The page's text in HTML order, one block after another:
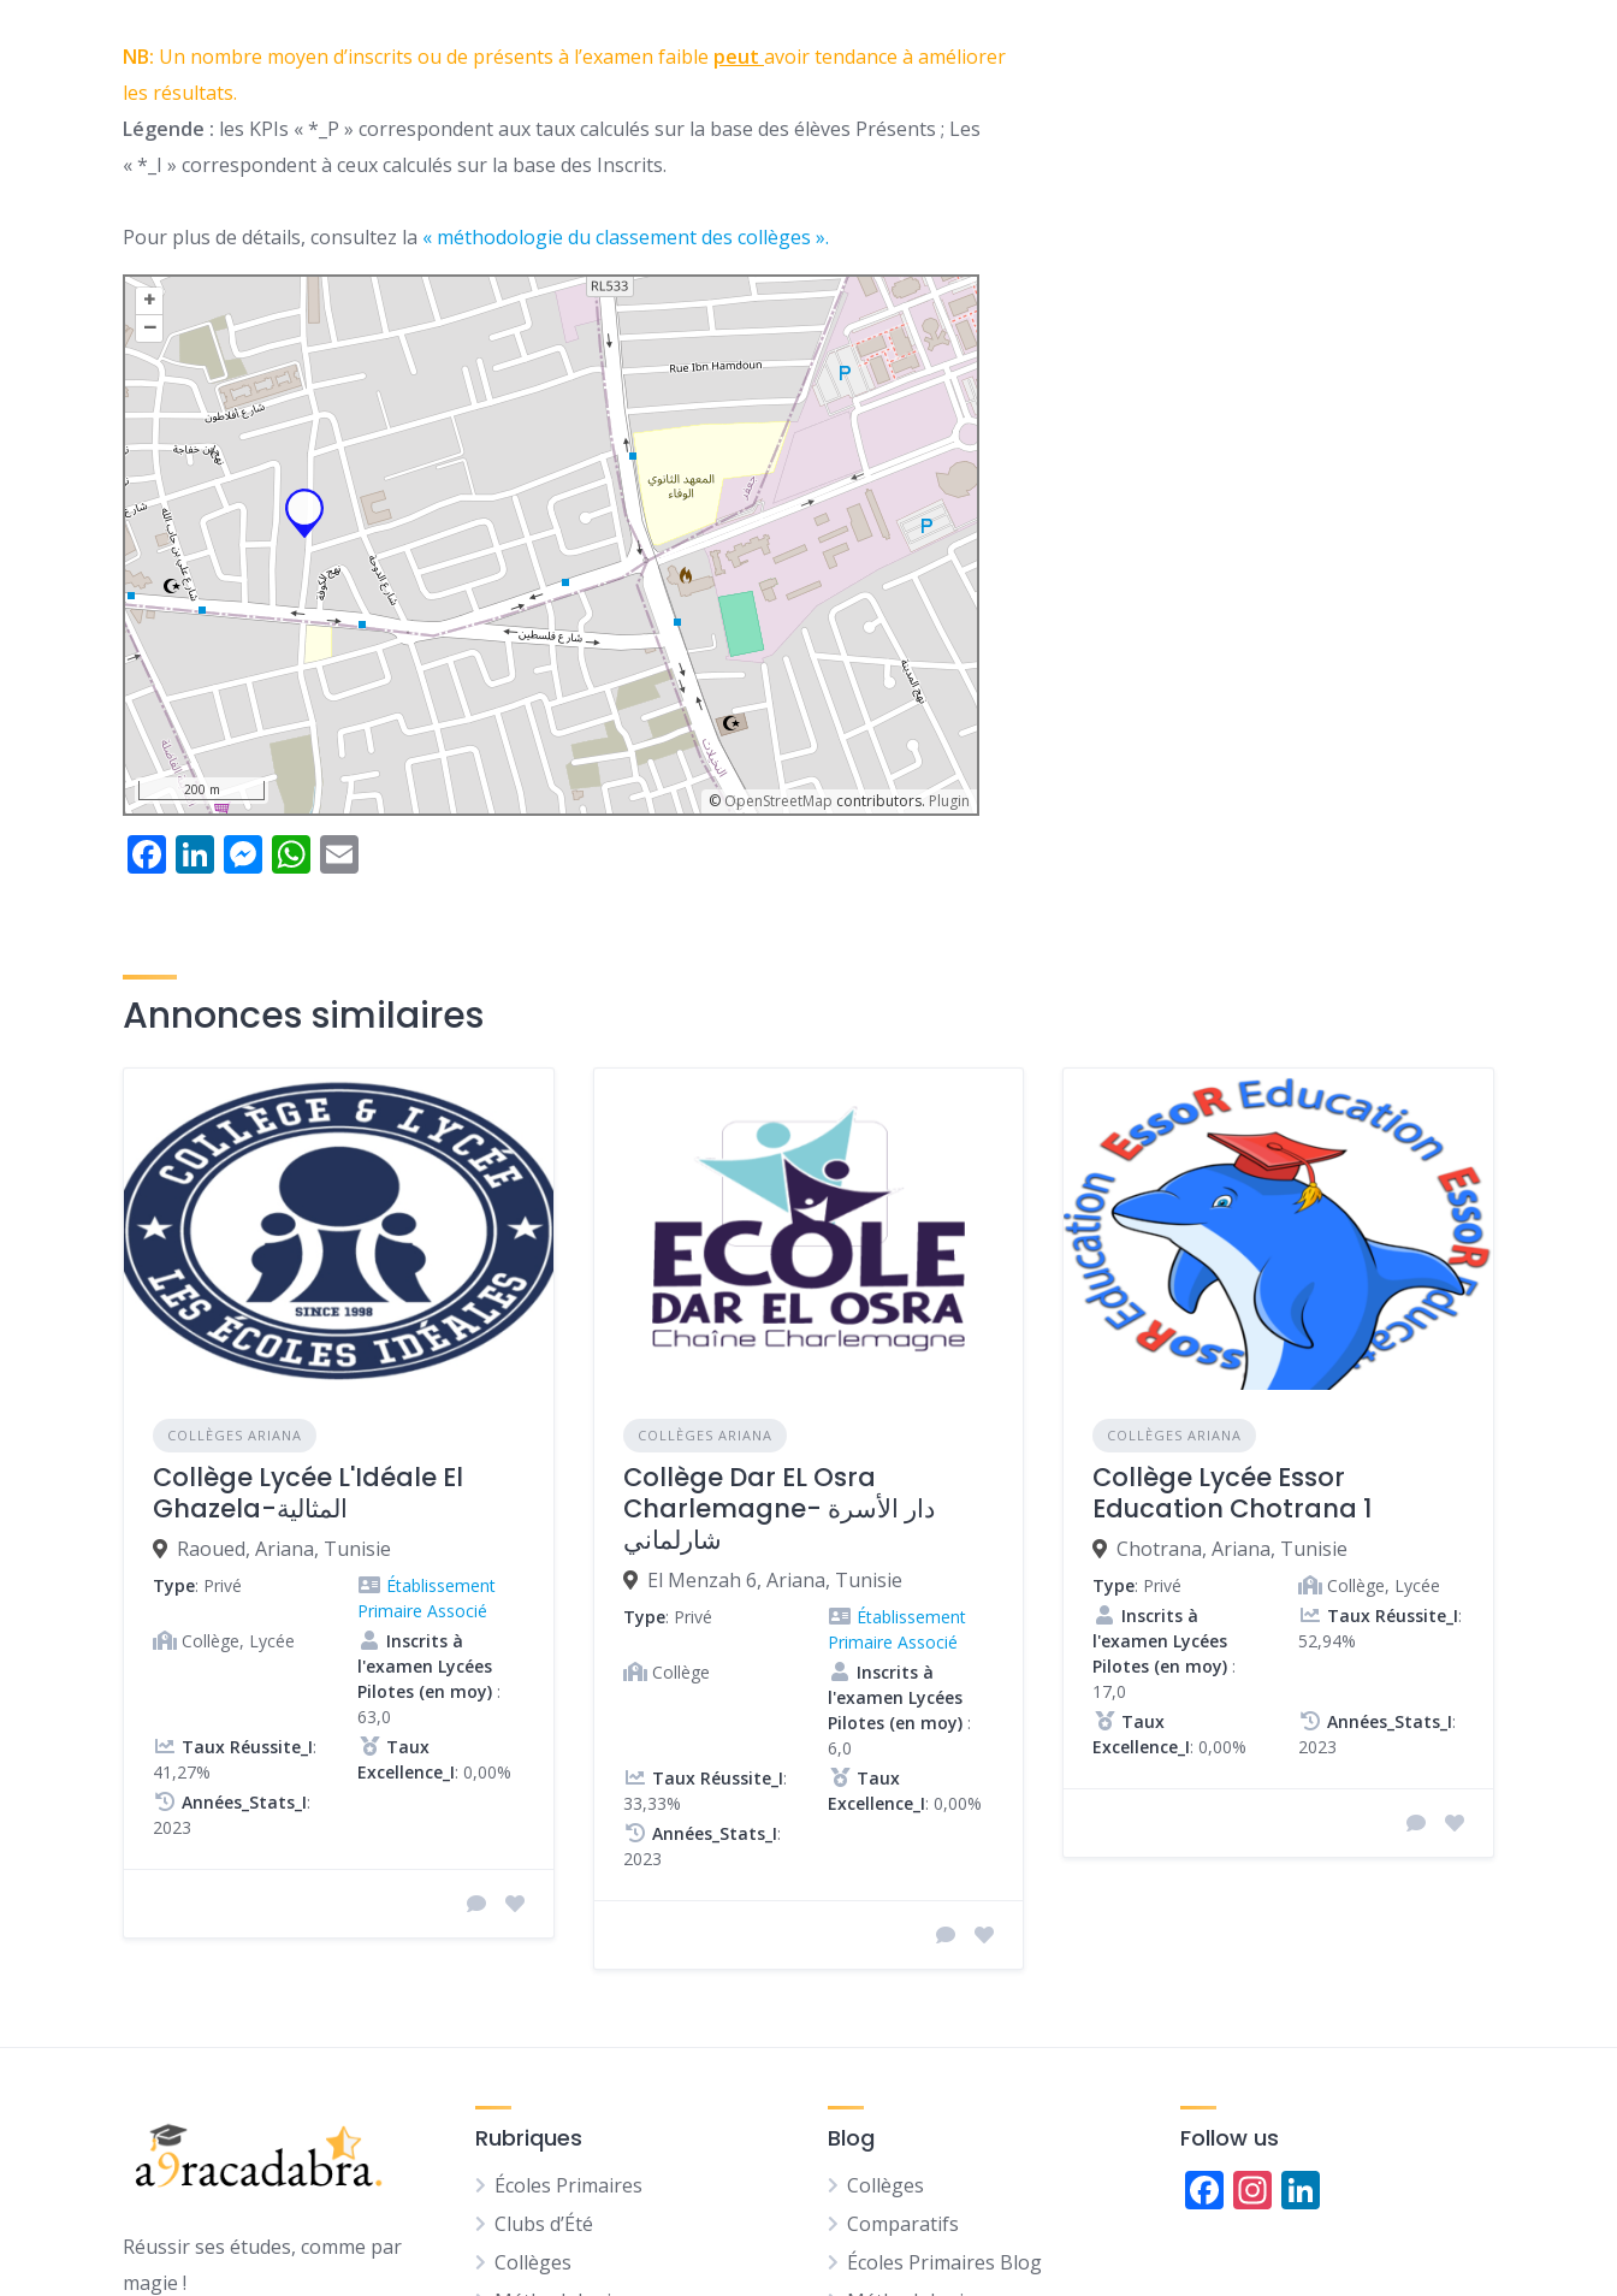
NB: Un nombre moyen d’inscrits ou de présents à l’examen faible peut avoir tendance à améliorer
les résultats.
Légende : les KPIs « *_P » correspondent aux taux calculés sur la base des élèves Présents ; Les
« *_I » correspondent à ceux calculés sur la base des Inscrits.
Pour plus de détails, consultez la « méthodologie du classement des collèges ».
+
–
© OpenStreetMap contributors. Plugin
200 m
Facebook
LinkedIn
Messenger
WhatsApp
Annonces similaires
COLLÈGES ARIANA
Collège Lycée L'Idéale El
Ghazela-المثالية
Raoued, Ariana, Tunisie
Type: Privé
Établissement
Primaire Associé
Collège, Lycée
Inscrits à
l'examen Lycées
Pilotes (en moy) :
63,0
Taux Réussite_I:
41,27%
Taux
Excellence_I: 0,00%
Années_Stats_I:
2023
COLLÈGES ARIANA
Collège Dar EL Osra
Charlemagne- دار الأسرة
شارلماني
El Menzah 6, Ariana, Tunisie
Type: Privé
Établissement
Primaire Associé
Collège
Inscrits à
l'examen Lycées
Pilotes (en moy):
6,0
Taux Réussite_I:
33,33%
Taux
Excellence_I: 0,00%
Années_Stats_I:
2023
COLLÈGES ARIANA
Collège Lycée Essor
Education Chotrana 1
Chotrana, Ariana, Tunisie
Type: Privé
Collège, Lycée
Inscrits à
l'examen Lycées
Pilotes (en moy) :
17,0
Taux Réussite_I:
52,94%
Taux
Excellence_I: 0,00%
Années_Stats_I:
2023
Réussir ses études, comme par
magie !
Rubriques
Écoles Primaires
Clubs d’Été
Collèges
Blog
Collèges
Comparatifs
Écoles Primaires Blog
Follow us
Facebook
Instagram